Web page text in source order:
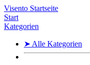
Visento Startseite
Start
Kategorien
➤ Alle Kategorien